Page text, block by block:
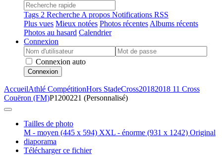
Tags 2 Recherche A propos Notifications RSS
Plus vues Mieux notées Photos récentes Albums récents
Photos au hasard Calendrier
Connexion
Connexion auto
Connexion
AccueilAthlé CompétitionHors StadeCross20182018 11 Cross
Couëron (FM)P1200221 (Personnalisé)
Tailles de photo
M - moyen (445 x 594) XXL - énorme (931 x 1242) Original
diaporama
Télécharger ce fichier